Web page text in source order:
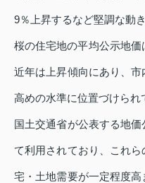
9％上昇するなど堅調な動
桜の住宅地の平均公示地
近年は上昇傾向にあり、
高めの水準に位置づけられ
国土交通省が公表する地
て利用されており、これ
宅・土地需要が一定程度